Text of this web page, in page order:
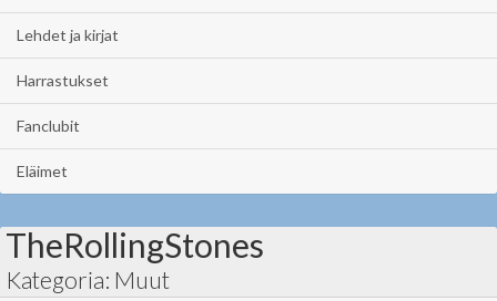
Lehdet ja kirjat
Harrastukset
Fanclubit
Eläimet
TheRollingStones
Kategoria: Muut